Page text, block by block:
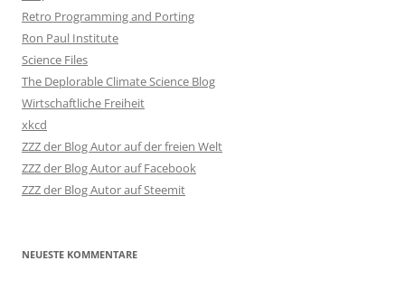
Retro Programming and Porting
Ron Paul Institute
Science Files
The Deplorable Climate Science Blog
Wirtschaftliche Freiheit
xkcd
ZZZ der Blog Autor auf der freien Welt
ZZZ der Blog Autor auf Facebook
ZZZ der Blog Autor auf Steemit
NEUESTE KOMMENTARE